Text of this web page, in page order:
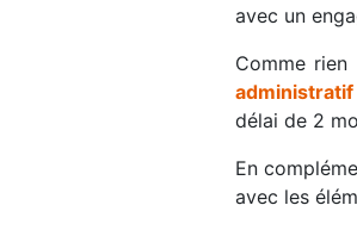
avec un
Comme rien
administratif
délai de 2
En
avec les